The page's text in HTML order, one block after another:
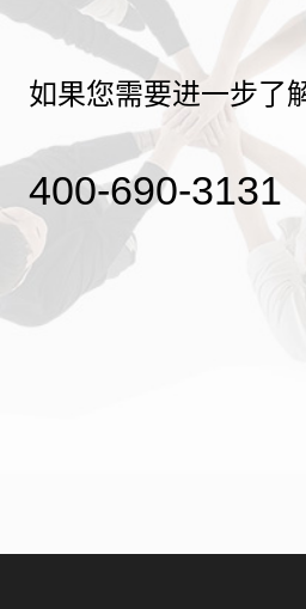
如果您需要进一步了
400-690-3131